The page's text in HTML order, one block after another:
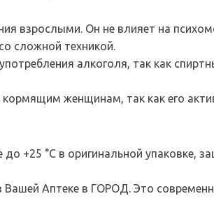
взрослыми. Он не влияет на
сложной техникой.
алкоголя, так как
женщинам, так как его
до +25 °C в оригинальной
Вашей Аптеке в ГОРОД. Это